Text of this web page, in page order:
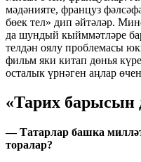
мәдәнияте, француз
бөек тел» дип әйтәләр.
да шундый кыйммәтләре
телдән оялу проблемасы
фильм яки китап дөнья
осталык үрнәген аңлар
«Тарих барысын
— Татарлар башка
торалар?